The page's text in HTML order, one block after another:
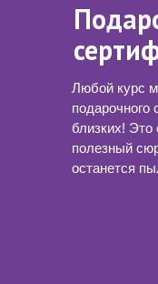
Любой курс
подарочного
близких! Это
полезный
останется